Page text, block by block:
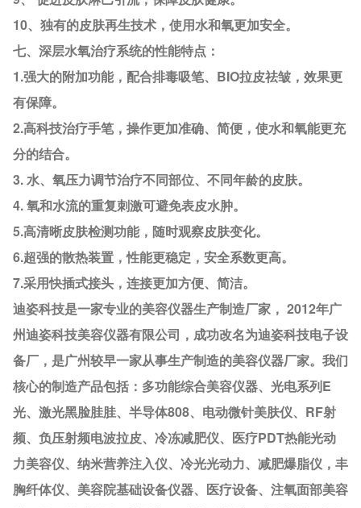
10、独有的皮肤再生技术，使用水和氧更加安全。
七、深层水氧治疗系统的性能特点：
1.强大的附加功能，配合排毒吸笔、BIO拉皮祛皱，效果更
有保障。
2.高科技治疗手笔，操作更加准确、简便，使水和氧能更充
分的结合。
3. 水、氧压力调节治疗不同部位、不同年龄的皮肤。
4. 氧和水流的重复刺激可避免表皮水肿。
5.高清晰皮肤检测功能，随时观察皮肤变化。
6.超强的散热装置，性能更稳定，安全系数更高。
7.采用快插式接头，连接更加方便、简洁。
迪姿科技是一家专业的美容仪器生产制造厂家， 2012年广
州迪姿科技美容仪器有限公司，成功改名为迪姿科技电子设
备厂，是广州较早一家从事生产制造的美容仪器厂家。 我们
核心的制造产品包括：多功能综合美容仪器、光电系列E
光、激光黑脸胿胿、半导体808、电动微针美肤仪、RF射
频、负压射频电波拉皮、冷冻减肥仪、医疗PDT热能光动
力美容仪、纳米营养注入仪、冷光光动力、减肥爆脂仪，丰
胸纤体仪、美容院基础设备仪器、医疗设备、注氧面部美容